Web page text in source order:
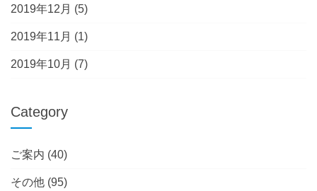
2019年12月 (5)
2019年11月 (1)
2019年10月 (7)
Category
ご案内 (40)
その他 (95)